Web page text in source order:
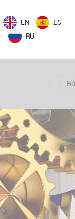
EN
ES
RU